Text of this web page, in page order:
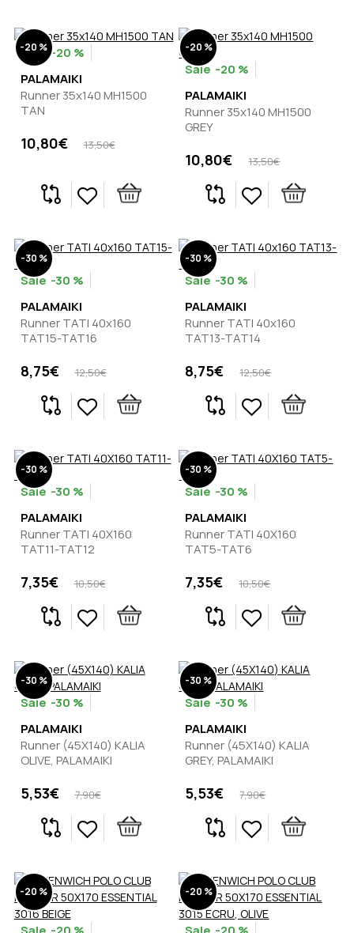
-20 %
-20 %
PALAMAIKI
Runner 35x140 MH1500
TAN
13,50€
10,80€
-20 %
-20 %
PALAMAIKI
Runner 35x140 MH1500
GREY
13,50€
10,80€
-30 %
-30 %
PALAMAIKI
Runner TATI 40x160
TAT15-TAT16
12,50€
8,75€
-30 %
-30 %
PALAMAIKI
Runner TATI 40x160
TAT13-TAT14
12,50€
8,75€
-30 %
-30 %
PALAMAIKI
Runner TATI 40X160
TAT11-TAT12
10,50€
7,35€
-30 %
-30 %
PALAMAIKI
Runner TATI 40X160
TAT5-TAT6
10,50€
7,35€
-30 %
-30 %
PALAMAIKI
Runner (45Χ140) KALIA
OLIVE, PALAMAIKI
7,90€
5,53€
-30 %
-30 %
PALAMAIKI
Runner (45Χ140) KALIA
GREY, PALAMAIKI
7,90€
5,53€
-20 % -20 %